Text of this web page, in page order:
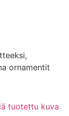
ornamentit